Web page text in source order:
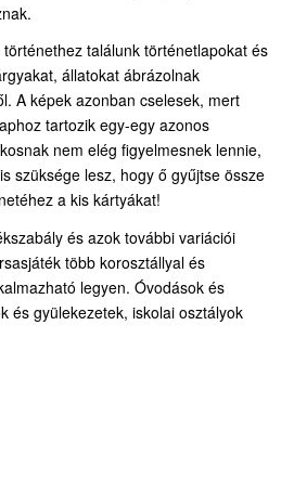
találunk történetlapokat és
állatokat ábrázolnak
A képek azonban cselesek, mert
tartozik egy-egy azonos
nem elég figyelmesnek lennie,
szüksége lesz, hogy ő gyűjtse össze
a kis kártyákat!
és azok további variációi
több korosztállyal és
legyen. Óvodások és
és gyülekezetek, iskolai osztályok